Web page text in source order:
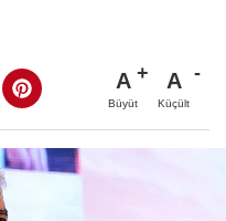
A
Büyüt
A
Küçült